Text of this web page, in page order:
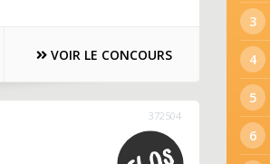
VOIR LE CONCOURS
372504
3
4
5
6